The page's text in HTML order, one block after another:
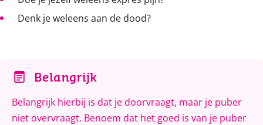
Denk je weleens aan de dood?
Belangrijk
Belangrijk hierbij is dat je doorvraagt, maar je puber
niet overvraagt. Benoem dat het goed is van je puber